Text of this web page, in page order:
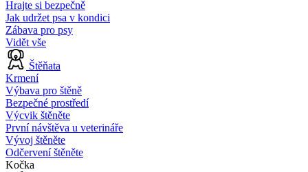
Hrajte si bezpečně
Jak udržet psa v kondici
Zábava pro psy
Vidět vše
Štěňata
Krmení
Výbava pro štěně
Bezpečné prostředí
Výcvik štěněte
První návštěva u veterináře
Vývoj štěněte
Odčervení štěněte
Kočka